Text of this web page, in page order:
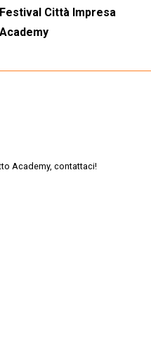
Festival Città Impresa
Academy
Academy, contattaci!